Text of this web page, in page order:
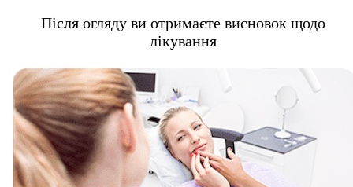
Після огляду ви отримаєте висновок щодо
лікування